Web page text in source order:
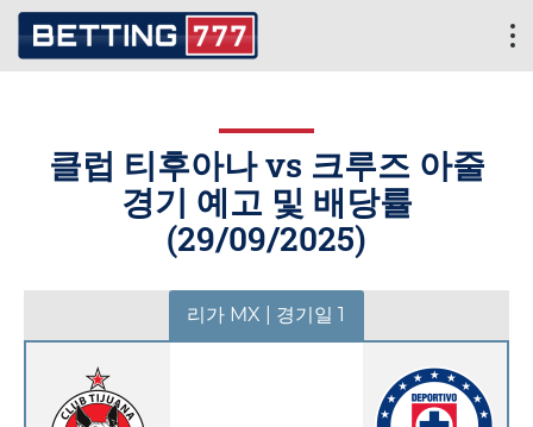
클럽 티후아나 vs 크루즈 아줄
경기 예고 및 배당률
(29/09/2025)
리가 MX | 경기일 1